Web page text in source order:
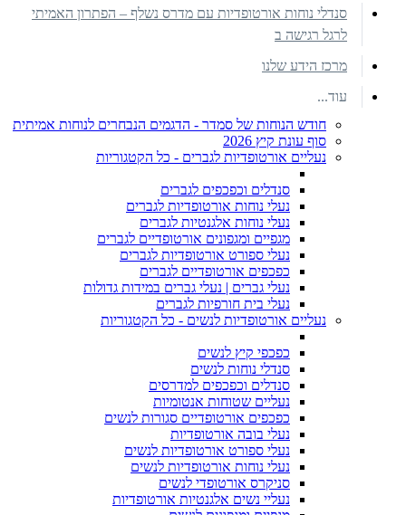
סנדלי נוחות אורטופדיות עם מדרס נשלף – הפתרון האמיתי
לרגל רגישה ב
מרכז הידע שלנו
עוד...
חודש הנוחות של סמדר - הדגמים הנבחרים לנוחות אמיתית
סוף עונת קיץ 2026
נעליים אורטופדיות לגברים - כל הקטגוריות
סנדלים וכפכפים לגברים
נעלי נוחות אורטופדיות לגברים
נעלי נוחות אלגנטיות לגברים
מגפיים ומגפונים אורטופדיים לגברים
נעלי ספורט אורטופדיות לגברים
כפכפים אורטופדיים לגברים
נעלי גברים | נעלי גברים במידות גדולות
נעלי בית חורפיות לגברים
נעליים אורטופדיות לנשים - כל הקטגוריות
כפכפי קיץ לנשים
סנדלי נוחות לנשים
סנדלים וכפכפים למדרסים
נעליים שטוחות אנטומיות
כפכפים אורטופדיים סגורות לנשים
נעלי בובה אורטופדיות
נעלי ספורט אורטופדיות לנשים
נעלי נוחות אורטופדיות לנשים
סניקרס אורטופדי לנשים
נעליי נשים אלגנטיות אורטופדיות